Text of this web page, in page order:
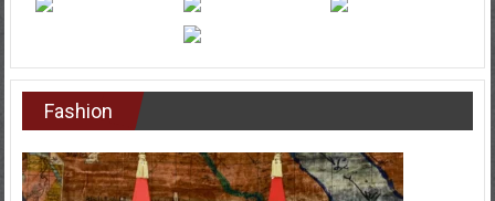
Fashion